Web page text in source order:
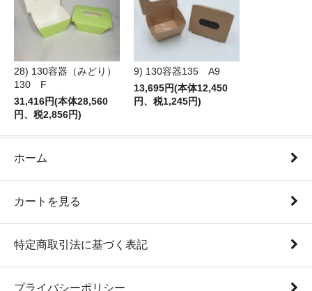
28) 130容器（みどり）
130 F
31,416円(本体28,560
円、税2,856円)
9) 130容器135 A9
13,695円(本体12,450
円、税1,245円)
ホーム
カートを見る
特定商取引法に基づく表記
プライバシーポリシー